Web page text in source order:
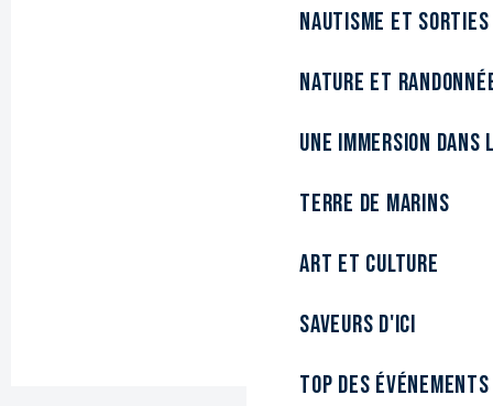
Nautisme et sorties
Nature et
Une immersion
Terre de marins
Art et culture
Saveurs d'ici
Top des événements